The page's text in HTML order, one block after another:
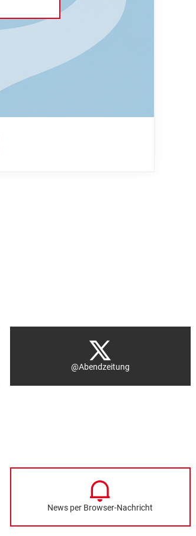
@Abendzeitung
News per Browser-Nachricht